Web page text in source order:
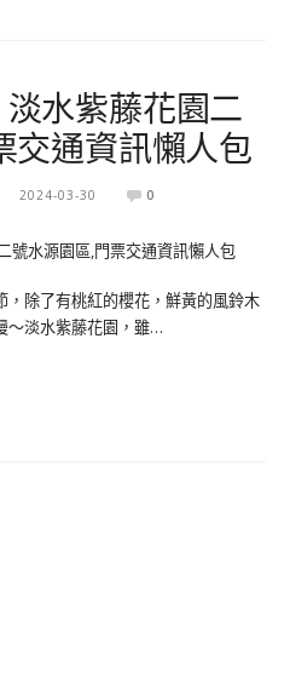
水紫藤花園二
交通資訊懶人包
2024-03-30 0
除了有桃紅的櫻花，鮮黃的風鈴木
～淡水紫藤花園，雖…